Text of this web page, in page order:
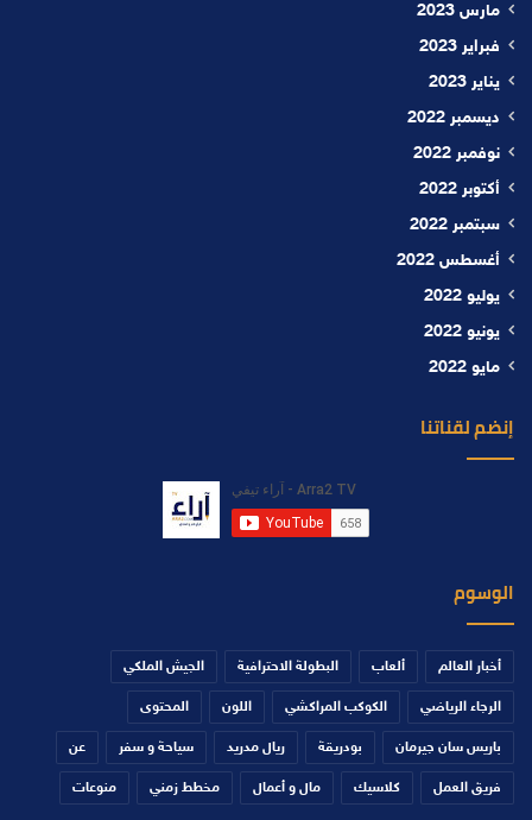
مارس 2023
فبراير 2023
يناير 2023
ديسمبر 2022
نوفمبر 2022
أكتوبر 2022
سبتمبر 2022
أغسطس 2022
يوليو 2022
يونيو 2022
مايو 2022
إنضم لقناتنا
الوسوم
أخبار العالم ألعاب البطولة الاحترافية الجيش الملكي
الرجاء الرياضي الكوكب المراكشي اللون المحتوى
باريس سان جيرمان بودريقة ريال مدريد سياحة و سفر عن
فريق العمل كلاسيك مال و أعمال مخطط زمني منوعات